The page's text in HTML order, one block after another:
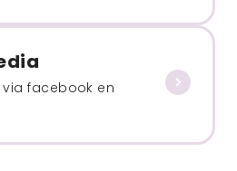
via facebook en